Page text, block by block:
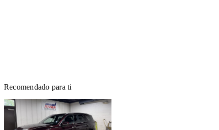
Recomendado para ti